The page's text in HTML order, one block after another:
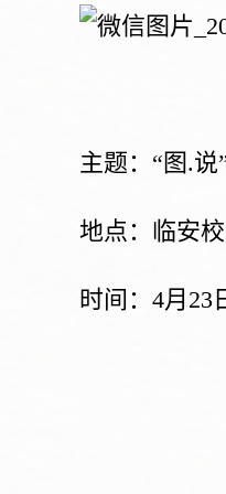
主题：“图.
地点：临安
时间：4月23